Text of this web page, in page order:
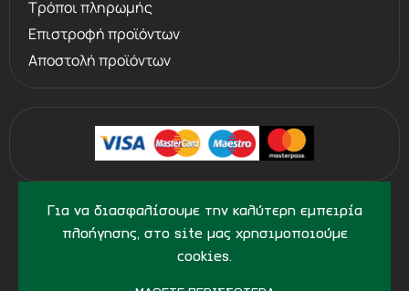
Για να διασφαλίσουμε την καλύτερη εμπειρία
πλοήγησης, στο site μας χρησιμοποιούμε
cookies.
Τρόποι πληρωμής
Επιστροφή προϊόντων
Αποστολή προϊόντων
© 2013 - 2026 PERVOLARAKIS.GR